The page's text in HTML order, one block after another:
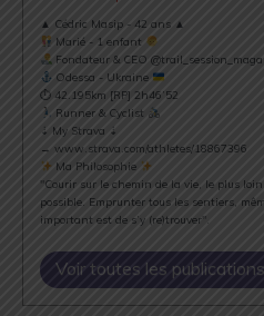
▲ Cédric Masip - 42 ans ▲
Marié - 1 enfant
Fondateur & CEO
Odessa - Ukraine
⏱ 42.195km [RP] 2h46’52
Runner & Cyclist
⇣ My Strava ⇣
→ www.strava.com/athletes/18867396
Ma Philosophie
"Courir sur le chemin de la vie, le plus
possible. Emprunter tous les sentiers,
important est de s’y (re)trouver".
Voir toutes les publications